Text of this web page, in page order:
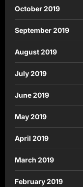
October 2019
September 2019
August 2019
July 2019
June 2019
May 2019
April 2019
March 2019
February 2019